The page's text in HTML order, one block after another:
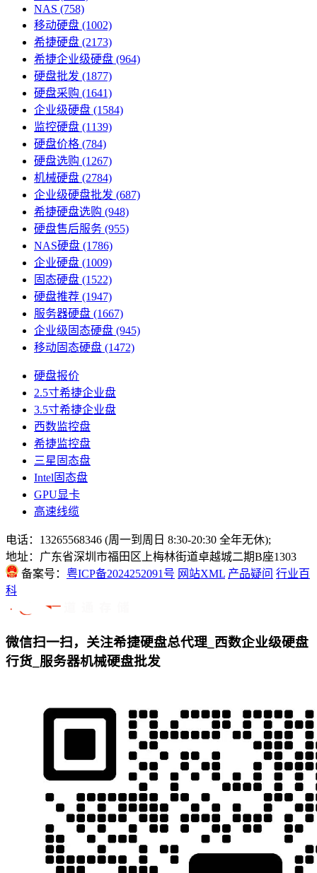
NAS (758)
移动硬盘 (1002)
希捷硬盘 (2173)
希捷企业级硬盘 (964)
硬盘批发 (1877)
硬盘采购 (1641)
企业级硬盘 (1584)
监控硬盘 (1139)
硬盘价格 (784)
硬盘选购 (1267)
机械硬盘 (2784)
企业级硬盘批发 (687)
希捷硬盘选购 (948)
硬盘售后服务 (955)
NAS硬盘 (1786)
企业硬盘 (1009)
固态硬盘 (1522)
硬盘推荐 (1947)
服务器硬盘 (1667)
企业级固态硬盘 (945)
移动固态硬盘 (1472)
硬盘报价
2.5寸希捷企业盘
3.5寸希捷企业盘
西数监控盘
希捷监控盘
三星固态盘
Intel固态盘
GPU显卡
高速线缆
电话：13265568346 (周一到周日 8:30-20:30 全年无休);
地址：广东省深圳市福田区上梅林街道卓越城二期B座1303
备案号： 粤ICP备2024252091号 网站XML 产品疑问 行业百
科
微信扫一扫，关注希捷硬盘总代理_西数企业级硬盘
行货_服务器机械硬盘批发